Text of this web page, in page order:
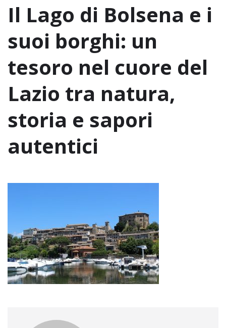
Il Lago di Bolsena e i
suoi borghi: un
tesoro nel cuore del
Lazio tra natura,
storia e sapori
autentici